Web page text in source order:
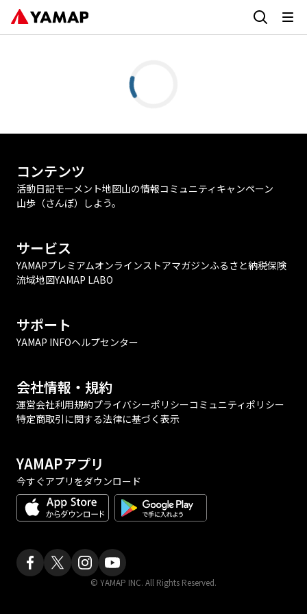
コンテンツ
活動日記モーメント地図山の情報コミュニティ キャンペーン
山歩（さんぽ）しよう。
サービス
YAMAPプレミアムオンラインストアマガジンふるさと納税保険
流域地図YAMAP LABO
サポート
YAMAP INFOヘルプセンター
会社情報・規約
運営会社利用規約プライバシーポリシーコミュニティポリシー
特定商取引に関する法律に基づく表示
YAMAPアプリ
今すぐアプリをダウンロード
© YAMAP INC. All Rights Reserved.